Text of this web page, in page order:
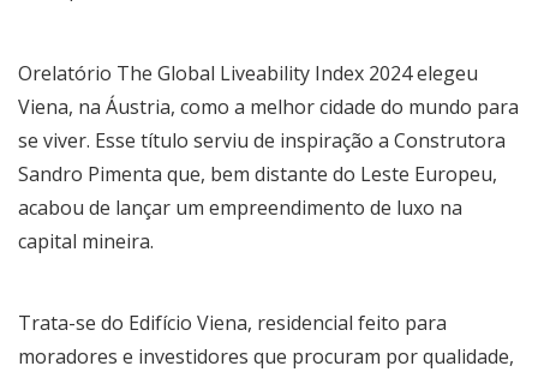
Orelatório The Global Liveability Index 2024 elegeu
Viena, na Áustria, como a melhor cidade do mundo para
se viver. Esse título serviu de inspiração a Construtora
Sandro Pimenta que, bem distante do Leste Europeu,
acabou de lançar um empreendimento de luxo na
capital mineira.
Trata-se do Edifício Viena, residencial feito para
moradores e investidores que procuram por qualidade,